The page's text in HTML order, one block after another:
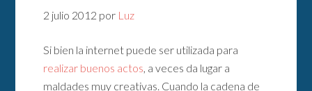
2 julio 2012 por Luz
Si bien la internet puede ser utilizada para
realizar buenos actos , a veces da lugar a
maldades muy creativas. Cuando la cadena de